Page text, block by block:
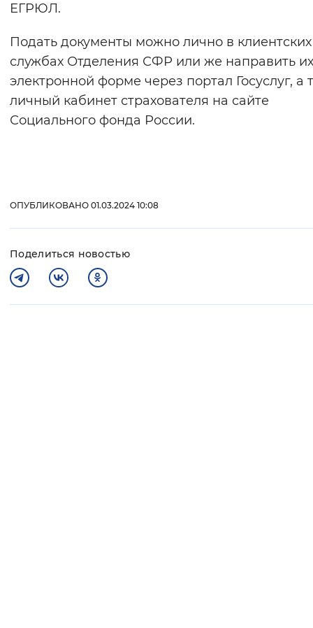
ЕГРЮЛ.
Подать документы можно лично в клиентских
службах Отделения СФР или же направить
электронной форме через портал Госуслуг, а
личный кабинет страхователя на сайте
Социального фонда России.
ОПУБЛИКОВАНО 01.03.2024 10:08
Поделиться новостью